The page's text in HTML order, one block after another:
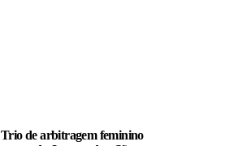
Trio de arbitragem feminino